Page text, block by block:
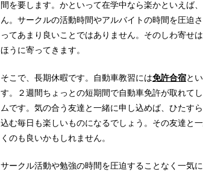
間を要します。かといって在学中なら楽かといえば
ん。サークルの活動時間やアルバイトの時間を圧迫
ってあまり良いことではありません。そのしわ寄せ
ほうに寄ってきます。
そこで、長期休暇です。自動車教習には免許合宿と
す。２週間ちょっとの短期間で自動車免許が取れて
ムです。気の合う友達と一緒に申し込めば、ひたす
込む毎日も楽しいものになるでしょう。その友達と
くのも良いかもしれません。
サークル活動や勉強の時間を圧迫することなく一気